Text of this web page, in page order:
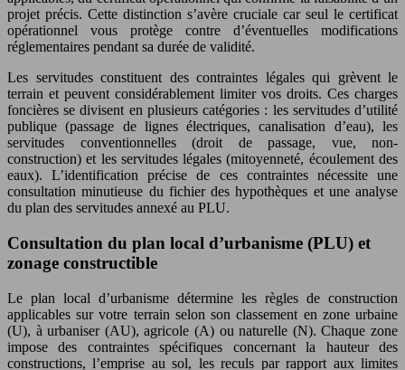
projet précis. Cette distinction s’avère cruciale car seul le certificat
opérationnel vous protège contre d’éventuelles modifications
réglementaires pendant sa durée de validité.
Les servitudes constituent des contraintes légales qui grèvent le
terrain et peuvent considérablement limiter vos droits. Ces charges
foncières se divisent en plusieurs catégories : les servitudes d’utilité
publique (passage de lignes électriques, canalisation d’eau), les
servitudes conventionnelles (droit de passage, vue, non-
construction) et les servitudes légales (mitoyenneté, écoulement des
eaux). L’identification précise de ces contraintes nécessite une
consultation minutieuse du fichier des hypothèques et une analyse
du plan des servitudes annexé au PLU.
Consultation du plan local d’urbanisme (PLU) et
zonage constructible
Le plan local d’urbanisme détermine les règles de construction
applicables sur votre terrain selon son classement en zone urbaine
(U), à urbaniser (AU), agricole (A) ou naturelle (N). Chaque zone
impose des contraintes spécifiques concernant la hauteur des
constructions, l’emprise au sol, les reculs par rapport aux limites